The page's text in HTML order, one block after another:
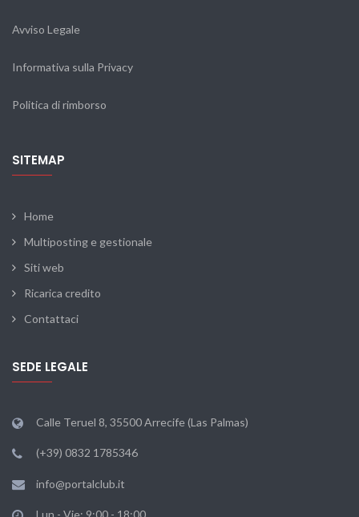
Avviso Legale
Informativa sulla Privacy
Politica di rimborso
SITEMAP
Home
Multiposting e gestionale
Siti web
Ricarica credito
Contattaci
SEDE LEGALE
Calle Teruel 8, 35500 Arrecife (Las Palmas)
(+39) 0832 1785346
info@portalclub.it
Lun - Vie: 9:00 - 18:00